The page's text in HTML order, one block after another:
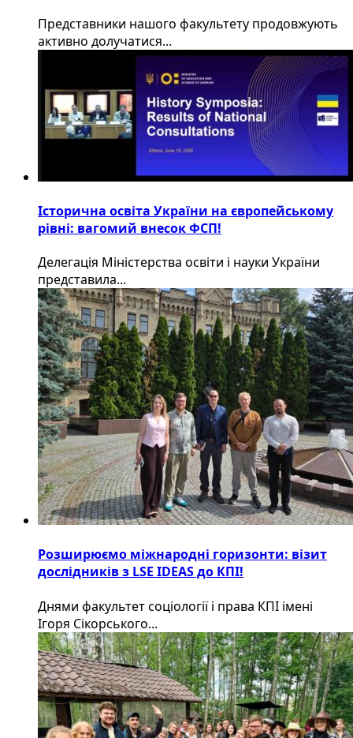
​Представники нашого факультету продовжують
активно долучатися...
Історична освіта України на європейському
рівні: вагомий внесок ФСП!
Делегація Міністерства освіти і науки України
представила...
Розширюємо міжнародні горизонти: візит
дослідників з LSE IDEAS до КПІ!
Днями факультет соціології і права КПІ імені
Ігоря Сікорського...